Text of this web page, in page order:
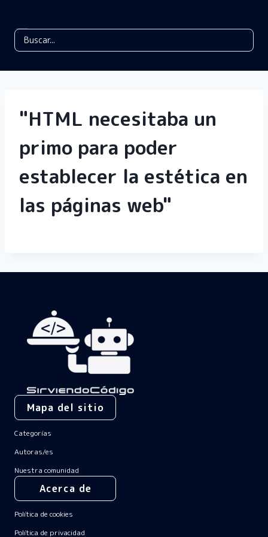
"HTML necesitaba un
primo para poder
establecer la estética en
las páginas web"
Mapa del sitio
Categorías
Autoras/es
Nuestra comunidad
Acerca de
Política de cookies
Política de privacidad